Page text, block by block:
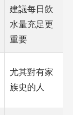
建議每日飲
水量充足更
重要
尤其對有家
族史的人